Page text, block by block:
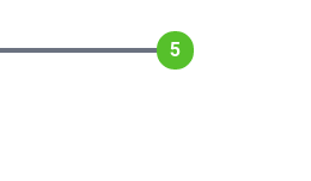
5